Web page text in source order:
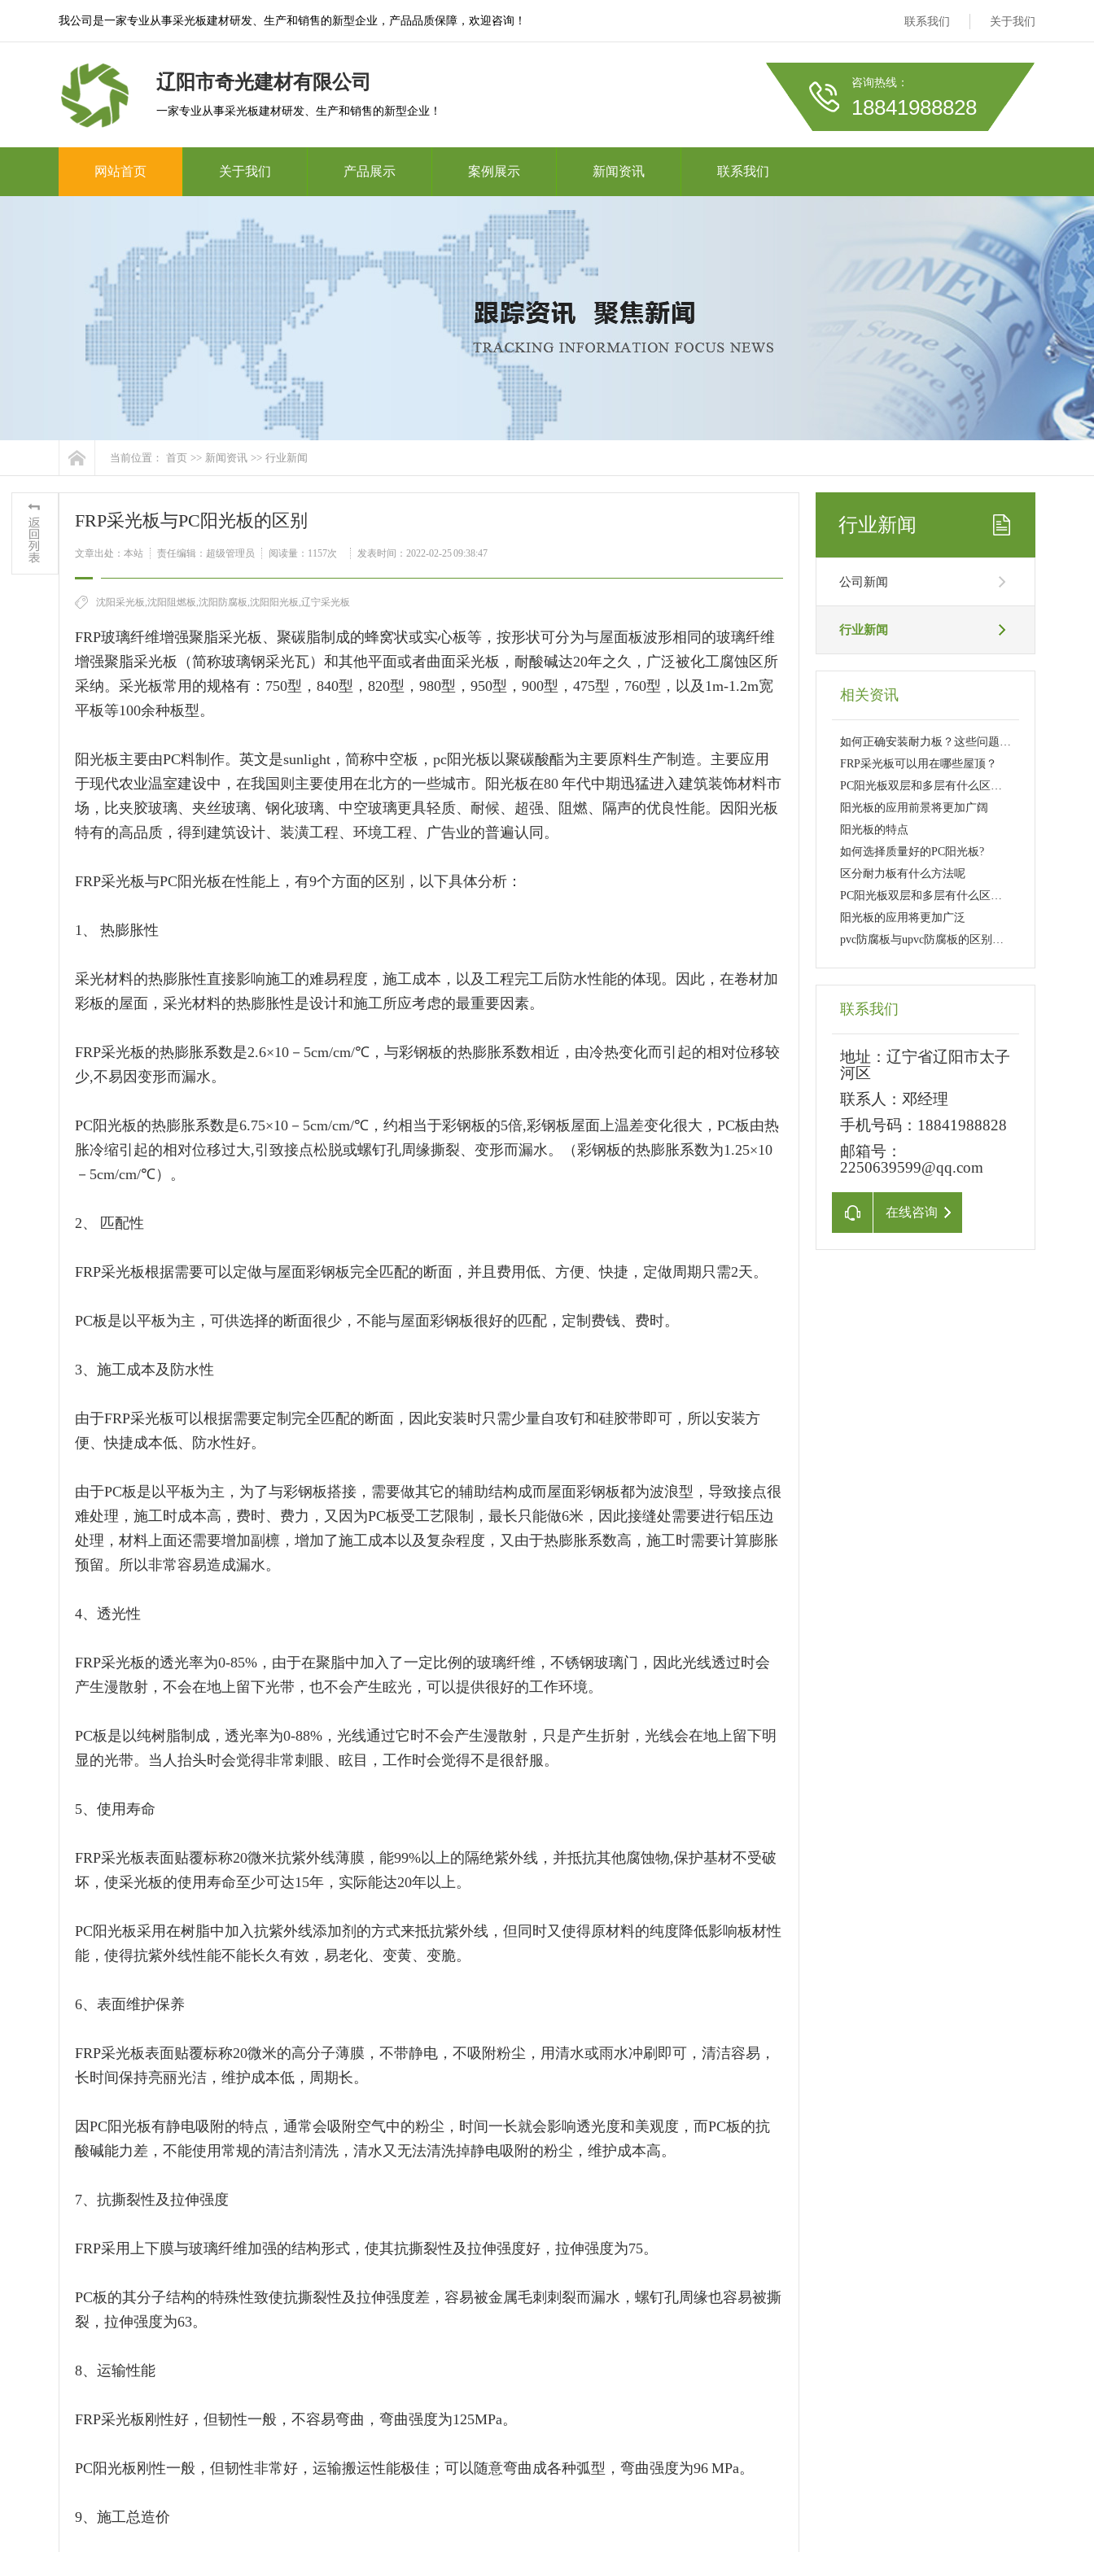
我公司是一家专业从事采光板建材研发、生产和销售的新型企业，产品品质保障，欢迎咨询！ 联系我们 关于我们
辽阳市奇光建材有限公司
一家专业从事采光板建材研发、生产和销售的新型企业！
咨询热线：
18841988828
网站首页 关于我们 产品展示 案例展示 新闻资讯 联系我们
当前位置： 首页 >> 新闻资讯 >> 行业新闻
FRP采光板与PC阳光板的区别
文章出处：本站 责任编辑：超级管理员 阅读量： 1157次 发表时间：2022-02-25 09:38:47
沈阳采光板,沈阳阻燃板,沈阳防腐板,沈阳阳光板,辽宁采光板
FRP玻璃纤维增强聚脂采光板、聚碳脂制成的蜂窝状或实心板等，按形状可分为与屋面板波形相同的玻璃纤维
增强聚脂采光板（简称玻璃钢采光瓦）和其他平面或者曲面采光板，耐酸碱达20年之久，广泛被化工腐蚀区所
采纳。采光板常用的规格有：750型，840型，820型，980型，950型，900型，475型，760型，以及1m-1.2m宽
平板等100余种板型。
阳光板主要由PC料制作。英文是sunlight，简称中空板，pc阳光板以聚碳酸酯为主要原料生产制造。主要应用
于现代农业温室建设中，在我国则主要使用在北方的一些城市。阳光板在80 年代中期迅猛进入建筑装饰材料市
场，比夹胶玻璃、夹丝玻璃、钢化玻璃、中空玻璃更具轻质、耐候、超强、阻燃、隔声的优良性能。因阳光板
特有的高品质，得到建筑设计、装潢工程、环境工程、广告业的普遍认同。
FRP采光板与PC阳光板在性能上，有9个方面的区别，以下具体分析：
1、 热膨胀性
采光材料的热膨胀性直接影响施工的难易程度，施工成本，以及工程完工后防水性能的体现。因此，在卷材加
彩板的屋面，采光材料的热膨胀性是设计和施工所应考虑的最重要因素。
FRP采光板的热膨胀系数是2.6×10－5cm/cm/℃，与彩钢板的热膨胀系数相近，由冷热变化而引起的相对位移较
少,不易因变形而漏水。
PC阳光板的热膨胀系数是6.75×10－5cm/cm/℃，约相当于彩钢板的5倍,彩钢板屋面上温差变化很大，PC板由热
胀冷缩引起的相对位移过大,引致接点松脱或螺钉孔周缘撕裂、变形而漏水。（彩钢板的热膨胀系数为1.25×10
－5cm/cm/℃）。
2、 匹配性
FRP采光板根据需要可以定做与屋面彩钢板完全匹配的断面，并且费用低、方便、快捷，定做周期只需2天。
PC板是以平板为主，可供选择的断面很少，不能与屋面彩钢板很好的匹配，定制费钱、费时。
3、施工成本及防水性
由于FRP采光板可以根据需要定制完全匹配的断面，因此安装时只需少量自攻钉和硅胶带即可，所以安装方
便、快捷成本低、防水性好。
由于PC板是以平板为主，为了与彩钢板搭接，需要做其它的辅助结构成而屋面彩钢板都为波浪型，导致接点很
难处理，施工时成本高，费时、费力，又因为PC板受工艺限制，最长只能做6米，因此接缝处需要进行铝压边
处理，材料上面还需要增加副檩，增加了施工成本以及复杂程度，又由于热膨胀系数高，施工时需要计算膨胀
预留。所以非常容易造成漏水。
4、透光性
FRP采光板的透光率为0-85%，由于在聚脂中加入了一定比例的玻璃纤维，不锈钢玻璃门，因此光线透过时会
产生漫散射，不会在地上留下光带，也不会产生眩光，可以提供很好的工作环境。
PC板是以纯树脂制成，透光率为0-88%，光线通过它时不会产生漫散射，只是产生折射，光线会在地上留下明
显的光带。当人抬头时会觉得非常刺眼、眩目，工作时会觉得不是很舒服。
5、使用寿命
FRP采光板表面贴覆标称20微米抗紫外线薄膜，能99%以上的隔绝紫外线，并抵抗其他腐蚀物,保护基材不受破
坏，使采光板的使用寿命至少可达15年，实际能达20年以上。
PC阳光板采用在树脂中加入抗紫外线添加剂的方式来抵抗紫外线，但同时又使得原材料的纯度降低影响板材性
能，使得抗紫外线性能不能长久有效，易老化、变黄、变脆。
6、表面维护保养
FRP采光板表面贴覆标称20微米的高分子薄膜，不带静电，不吸附粉尘，用清水或雨水冲刷即可，清洁容易，
长时间保持亮丽光洁，维护成本低，周期长。
因PC阳光板有静电吸附的特点，通常会吸附空气中的粉尘，时间一长就会影响透光度和美观度，而PC板的抗
酸碱能力差，不能使用常规的清洁剂清洗，清水又无法清洗掉静电吸附的粉尘，维护成本高。
7、抗撕裂性及拉伸强度
FRP采用上下膜与玻璃纤维加强的结构形式，使其抗撕裂性及拉伸强度好，拉伸强度为75。
PC板的其分子结构的特殊性致使抗撕裂性及拉伸强度差，容易被金属毛刺刺裂而漏水，螺钉孔周缘也容易被撕
裂，拉伸强度为63。
8、运输性能
FRP采光板刚性好，但韧性一般，不容易弯曲，弯曲强度为125MPa。
PC阳光板刚性一般，但韧性非常好，运输搬运性能极佳；可以随意弯曲成各种弧型，弯曲强度为96 MPa。
9、施工总造价
行业新闻
公司新闻
行业新闻
相关资讯
如何正确安装耐力板？这些问题要注意！
FRP采光板可以用在哪些屋顶？
PC阳光板双层和多层有什么区别？是不是层数越多越好
阳光板的应用前景将更加广阔
阳光板的特点
如何选择质量好的PC阳光板?
区分耐力板有什么方法呢
PC阳光板双层和多层有什么区别？是不是层数越多越好
阳光板的应用将更加广泛
pvc防腐板与upvc防腐板的区别是什么？
联系我们
地址： 辽宁省辽阳市太子
河区
联系人： 邓经理
手机号码： 18841988828
邮箱号：
2250639599@qq.com
在线咨询